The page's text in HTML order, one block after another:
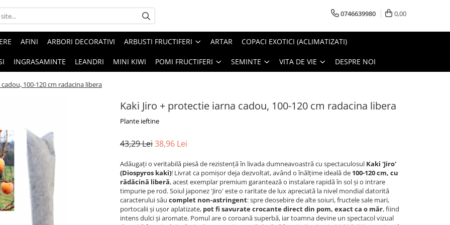
0746639980 0,00
AFINI ARBORI DECORATIVI ARBUSTI FRUCTIFERI ARTAR COPACI EXOTICI (ACLIMATIZATI)
INGRASAMINTE LEANDRI MINI KIWI POMI FRUCTIFERI SEMINTE VITA DE VIE DESPRE NOI
100-120 cm radacina libera
Kaki Jiro + protectie iarna cadou, 100-120 cm radacina libera
Plante ieftine
43,29 Lei38,96 Lei
Adăugați o veritabilă piesă de rezistență în livada dumneavoastră cu spectaculosul Kaki 'Jiro'
(Diospyros kaki)! Livrat ca pomișor deja dezvoltat, având o înălțime ideală de 100-120 cm, cu
rădăcină liberă, acest exemplar premium garantează o instalare rapidă în sol și o intrare
timpurie pe rod. Soiul japonez 'Jiro' este o raritate de lux apreciată la nivel mondial datorită
caracterului său complet non-astringent: spre deosebire de alte soiuri, fructele sale mari,
portocalii și ușor aplatizate, pot fi savurate crocante direct din pom, exact ca o măr, fiind
intens dulci și aromate. Pomul are o coroană superbă, iar toamna devine un spectacol vizual